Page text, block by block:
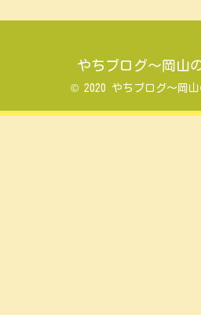
やちブログ～岡山
© 2020 やちブログ～岡山